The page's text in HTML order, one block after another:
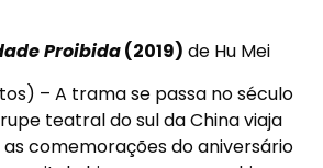
Proibida(2019) de Hu Mei
– A trama se passa no século
teatral do sul da China viaja
comemorações do aniversário